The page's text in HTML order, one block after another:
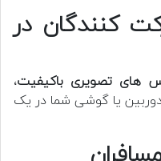
کنندگان در
های تصویری باکیفیت،
یا گوشی شما در یک